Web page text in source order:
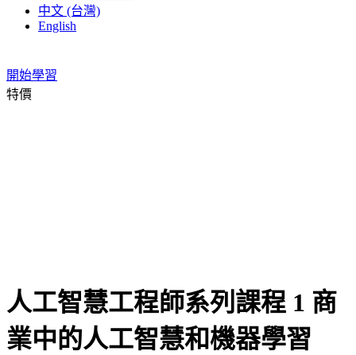
中文 (台灣)
English
開始學習
特價
人工智慧工程師系列課程 1 商
業中的人工智慧和機器學習